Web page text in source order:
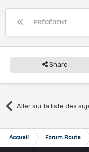
PRÉCÉDENT
Share
Aller sur la liste des
Accueil Forum Route